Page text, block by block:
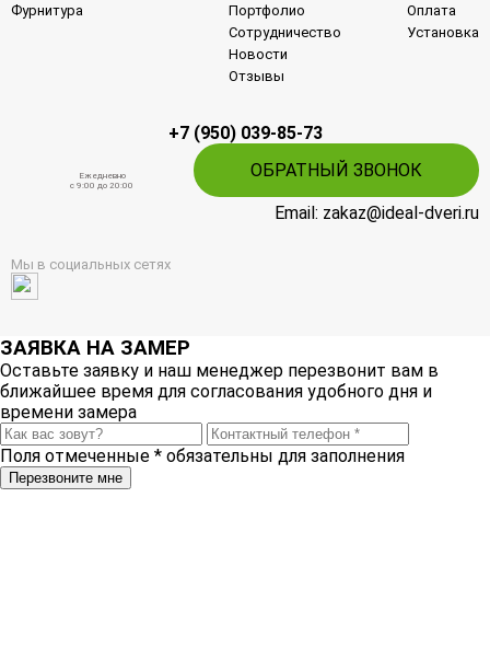
Фурнитура
Портфолио
Сотрудничество
Новости
Отзывы
Оплата
Установка
+7 (950) 039-85-73
Ежедневно
c 9:00 до 20:00
ОБРАТНЫЙ ЗВОНОК
Email: zakaz@ideal-dveri.ru
Мы в социальных сетях
ЗАЯВКА НА ЗАМЕР
Оставьте заявку и наш менеджер перезвонит вам в
ближайшее время для согласования удобного дня и
времени замера
Поля отмеченные * обязательны для заполнения